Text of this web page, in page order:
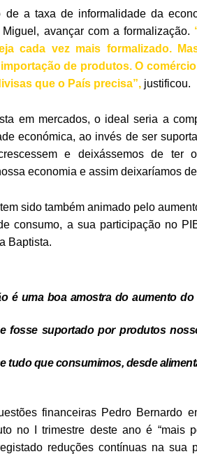
de a taxa de informalidade da
avançar com a formalização.
cada vez mais formalizado.
de produtos. O
que o País precisa”, justificou.
em mercados, o ideal seria a
económica, ao invés de ser
e deixássemos de
economia e assim deixaríamos
sido também animado pelo
consumo, a sua participação no
Baptista.
é uma boa amostra do aumento
fosse suportado por produtos
tudo que consumimos, desde
financeiras Pedro Bernardo
no I trimestre deste ano é “mais
reduções contínuas na sua